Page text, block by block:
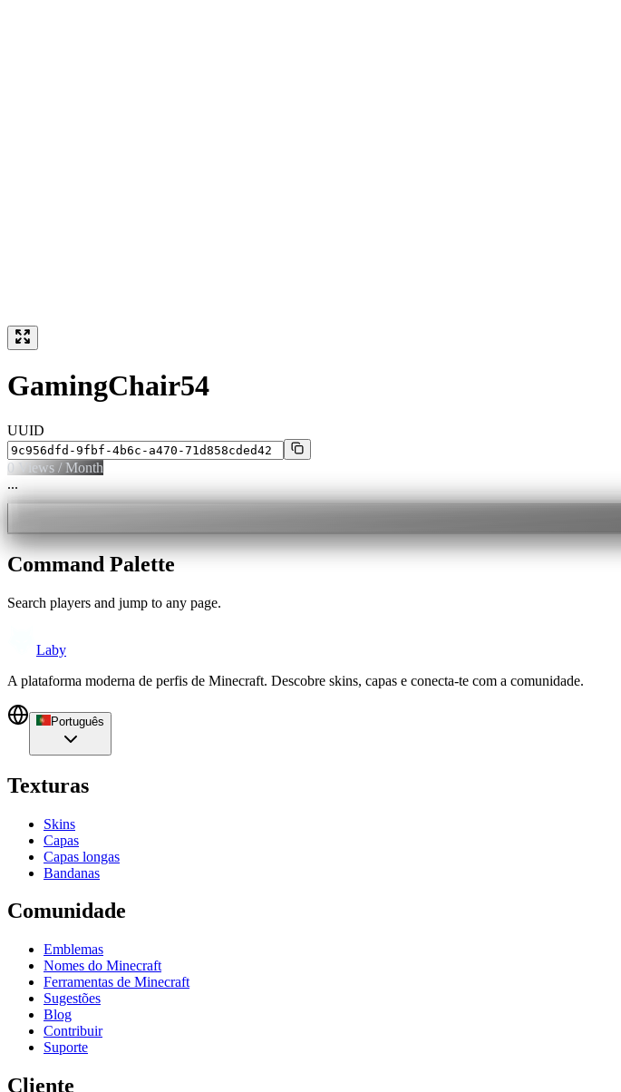
GamingChair54
UUID
0 Views / Month
...
Command Palette
Search players and jump to any page.
Laby
A plataforma moderna de perfis de Minecraft. Descobre skins, capas e conecta-te com a comunidade.
Português
Texturas
Skins
Capas
Capas longas
Bandanas
Comunidade
Emblemas
Nomes do Minecraft
Ferramentas de Minecraft
Sugestões
Blog
Contribuir
Suporte
Cliente